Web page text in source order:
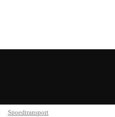
Spoedtransport